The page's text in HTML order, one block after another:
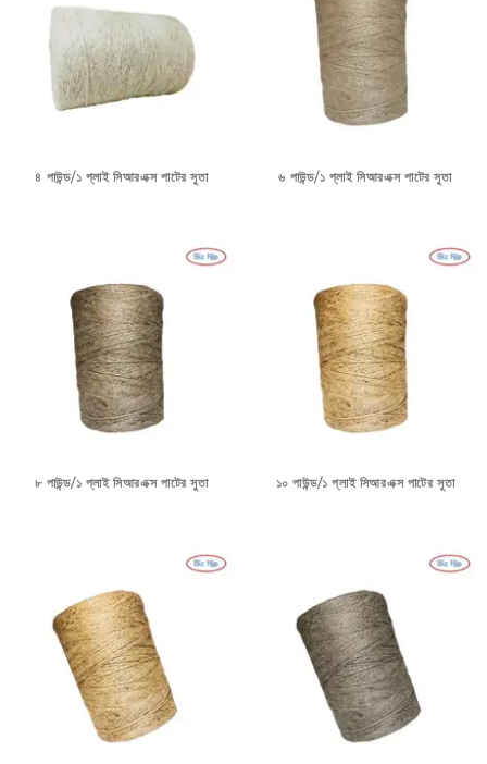
৪ পাউন্ড/১ প্লাই সিআরএক্স পাটের সুতা ৬ পাউন্ড/১ প্লাই সিআরএক্স পাটের সুতা
৮ পাউন্ড/১ প্লাই সিআরএক্স পাটের সুতা ১০ পাউন্ড/১ প্লাই সিআরএক্স পাটের সুতা